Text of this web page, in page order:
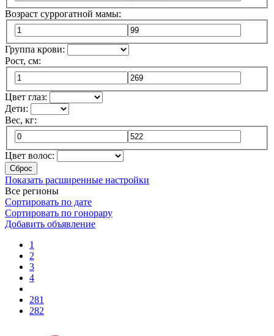
Возраст суррогатной мамы:
Группа крови:
Рост, см:
Цвет глаз:
Дети:
Вес, кг:
Цвет волос:
Сброс
Показать расширенные настройки
Все регионы
Сортировать по дате
Сортировать по гонорару
Добавить объявление
1
2
3
4
281
282